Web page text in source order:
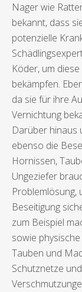
Nager wie
bekannt, dass
potenzielle
Köder, um
bekämpfen.
da sie für ihre
Vernichtung
Darüber hinaus
ebenso die
Hornissen,
Ungeziefer
Problemlösung,
Beseitigung
zum Beispiel
sowie
Tauben und
Schutznetze